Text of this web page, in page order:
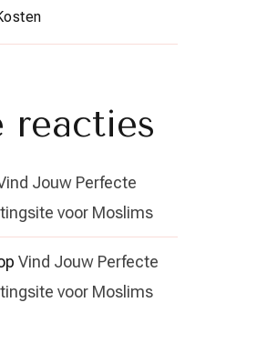
reacties
Jouw Perfecte
voor Moslims
Vind Jouw Perfecte
voor Moslims